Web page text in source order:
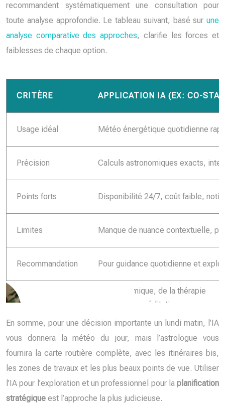
recommandent systématiquement une consultation pour
toute analyse approfondie. Le tableau suivant, basé sur une
analyse comparative des approches, clarifie les forces et
faiblesses de chaque option.
CRITÈRE APPLICATION IA (EX: CO-
Usage idéal Météo énergétique quotidienne
Précision Calculs astronomiques exacts,
Points forts Disponibilité 24/7, coût faible,
Limites Manque de nuance contextuelle,
Recommandation Pour guidance quotidienne et
En somme, pour une décision importante un lundi matin, l’IA
vous donnera la météo du jour, mais l’astrologue vous
fournira la carte routière complète, avec les itinéraires bis,
les zones de travaux et les plus beaux points de vue. Utiliser
l’IA pour l’exploration et un professionnel pour la planification
stratégique est l’approche la plus judicieuse.